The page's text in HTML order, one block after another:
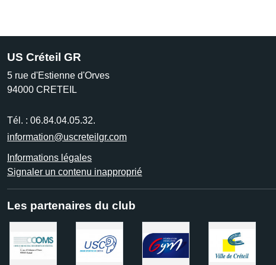
US Créteil GR
5 rue d'Estienne d'Orves
94000 CRETEIL
Tél. : 06.84.04.05.32.
information@uscreteilgr.com
Informations légales
Signaler un contenu inapproprié
Les partenaires du club